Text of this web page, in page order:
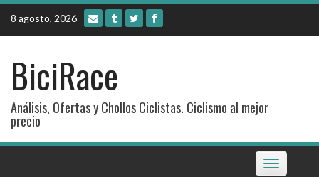
Skip
content
8 agosto, 2026
BiciRace
Análisis, Ofertas y Chollos Ciclistas. Ciclismo al mejor
precio
Toggle
navigation